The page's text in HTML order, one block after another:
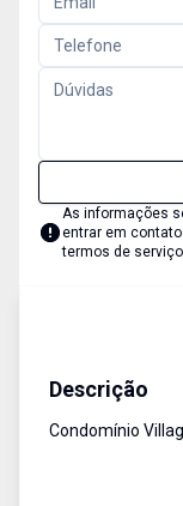
As informações
entrar em
termos de serviço
Descrição
Condomínio